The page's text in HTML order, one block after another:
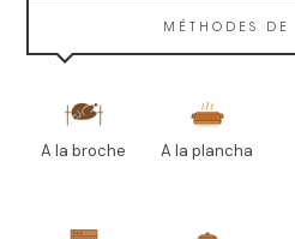
MÉTHODES DE
A la broche A la plancha